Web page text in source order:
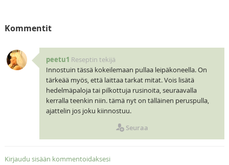
Kommentit
peetu1 Reseptin tekijä
Innostuin tässä kokeilemaan pullaa leipäkoneella. On
tärkeää myös, että laittaa tarkat mitat. Vois lisätä
hedelmäpaloja tai pilkottuja rusinoita, seuraavalla
kerralla teenkin niin. tämä nyt on tälläinen peruspulla,
ajattelin jos joku kiinnostuu.
Seuraa
Kirjaudu sisään kommentoidaksesi